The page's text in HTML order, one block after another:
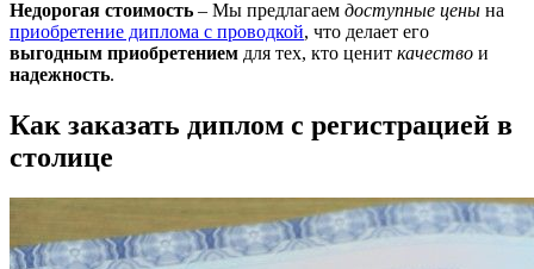
Недорогая стоимость – Мы предлагаем доступные цены на
приобретение диплома с проводкой, что делает его
выгодным приобретением для тех, кто ценит качество и
надежность.
Как заказать диплом с регистрацией в
столице